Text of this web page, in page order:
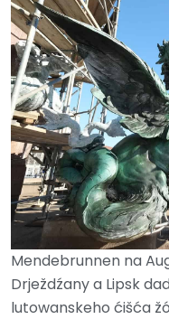
Mendebrunnen na
Drježdźany a Lipsk
lutowanskeho ćišća